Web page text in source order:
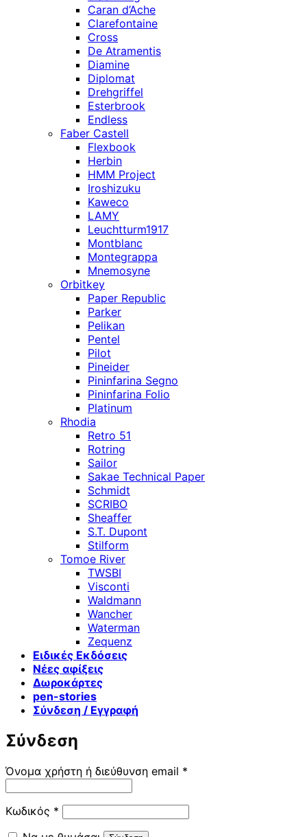
Caran d’Ache
Clarefontaine
Cross
De Atramentis
Diamine
Diplomat
Drehgriffel
Esterbrook
Endless
Faber Castell
Flexbook
Herbin
HMM Project
Iroshizuku
Kaweco
LAMY
Leuchtturm1917
Montblanc
Montegrappa
Mnemosyne
Orbitkey
Paper Republic
Parker
Pelikan
Pentel
Pilot
Pineider
Pininfarina Segno
Pininfarina Folio
Platinum
Rhodia
Retro 51
Rotring
Sailor
Sakae Technical Paper
Schmidt
SCRIBO
Sheaffer
S.T. Dupont
Stilform
Tomoe River
TWSBI
Visconti
Waldmann
Wancher
Waterman
Zequenz
Ειδικές Εκδόσεις
Νέες αφίξεις
Δωροκάρτες
pen-stories
Σύνδεση / Εγγραφή
Σύνδεση
Όνομα χρήστη ή διεύθυνση email *
Κωδικός * Απαιτείται